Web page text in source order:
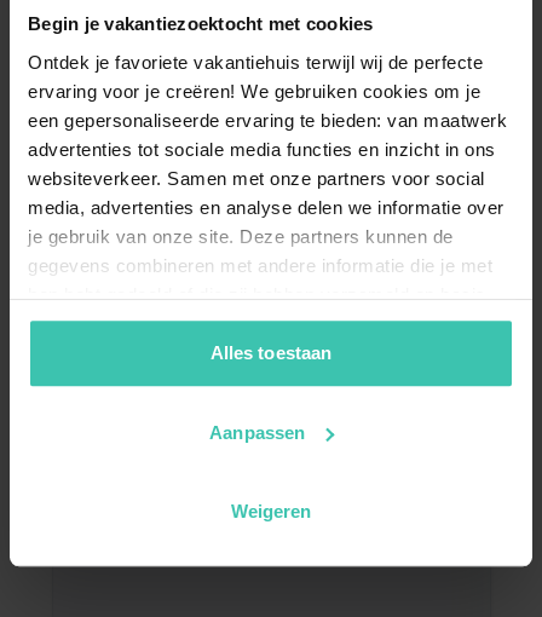
Begin je vakantiezoektocht met cookies
Ontdek je favoriete vakantiehuis terwijl wij de perfecte
ervaring voor je creëren! We gebruiken cookies om je
een gepersonaliseerde ervaring te bieden: van maatwerk
advertenties tot sociale media functies en inzicht in ons
websiteverkeer. Samen met onze partners voor social
media, advertenties en analyse delen we informatie over
je gebruik van onze site. Deze partners kunnen de
gegevens combineren met andere informatie die je met
hen hebt gedeeld of die zij hebben verzameld op basis
van je gebruik van hun diensten. Zo zorgen we ervoor dat
jouw vakantiezoektocht soepel en op maat verloopt!
Alles toestaan
Aanpassen
Weigeren